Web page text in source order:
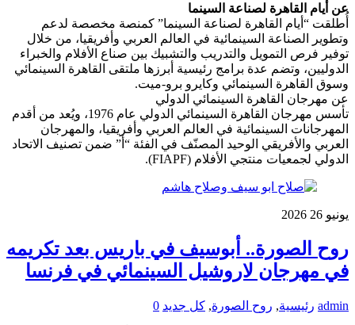
عن أيام القاهرة لصناعة السينما
أُطلقت “أيام القاهرة لصناعة السينما” كمنصة مخصصة لدعم
وتطوير الصناعة السينمائية في العالم العربي وأفريقيا، من خلال
توفير فرص التمويل والتدريب والتشبيك بين صناع الأفلام والخبراء
الدوليين، وتضم عدة برامج رئيسية أبرزها ملتقى القاهرة السينمائي
وسوق القاهرة السينمائي وكايرو برو-ميت.
عن مهرجان القاهرة السينمائي الدولي
تأسس مهرجان القاهرة السينمائي الدولي عام 1976، ويُعد من أقدم
المهرجانات السينمائية في العالم العربي وأفريقيا، والمهرجان
العربي والأفريقي الوحيد المصنّف في الفئة “أ” ضمن تصنيف الاتحاد
الدولي لجمعيات منتجي الأفلام (FIAPF).
يونيو 26
2026
روح الصورة.. أبوسيف في باريس بعد تكريمه
في مهرجان لاروشيل السينمائي في فرنسا
admin رئيسية, روح الصورة, كل جديد 0